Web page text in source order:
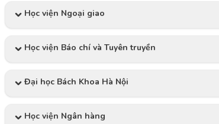
Học viện Ngoại giao
Học viện Báo chí và Tuyên truyền
Đại học Bách Khoa Hà Nội
Học viện Ngân hàng